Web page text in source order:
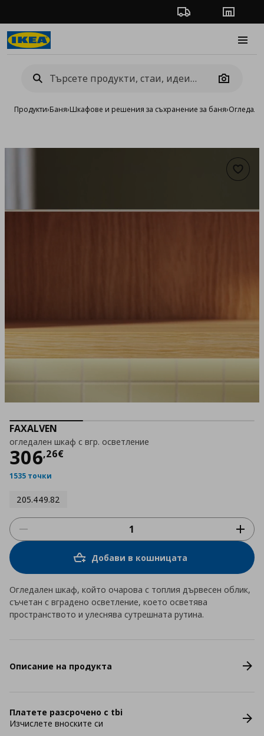
Проследяване на
Camera
Продукти›Баня›Шкафове и решения за съхранение за баня›
FAXALVEN
огледален шкаф с вгр. осветление
306,26€
Цена306,26 €
1535 точки
205.449.82
Добави в кошницата
Огледален шкаф, който очарова с топлия дървесен облик,
съчетан с вградено осветление, което осветява
пространството и улеснява сутрешната рутина.
Описание на продукта
Платете разсрочено с tbi
Изчислете вноските си